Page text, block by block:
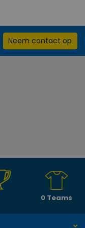
Neem contact op
0 Teams